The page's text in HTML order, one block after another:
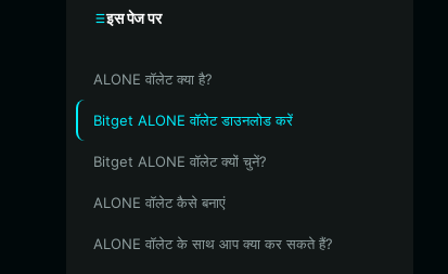
इस पेज पर
ALONE वॉलेट क्या है?
Bitget ALONE वॉलेट डाउनलोड करें
Bitget ALONE वॉलेट क्यों चुनें?
ALONE वॉलेट कैसे बनाएं
ALONE वॉलेट के साथ आप क्या कर सकते हैं?